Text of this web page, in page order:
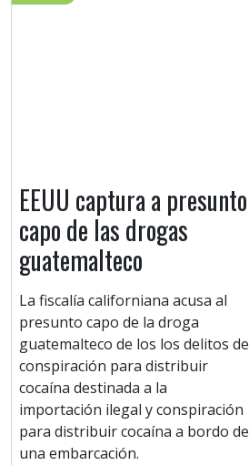
EEUU captura a presunto
capo de las drogas
guatemalteco
La fiscalía californiana acusa al
presunto capo de la droga
guatemalteco de los los delitos de
conspiración para distribuir
cocaína destinada a la
importación ilegal y conspiración
para distribuir cocaína a bordo de
una embarcación.